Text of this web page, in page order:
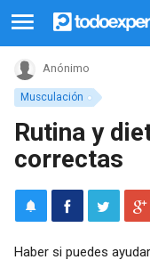
Musculación
Anónimo
Rutina y
correctas
Haber si puedes